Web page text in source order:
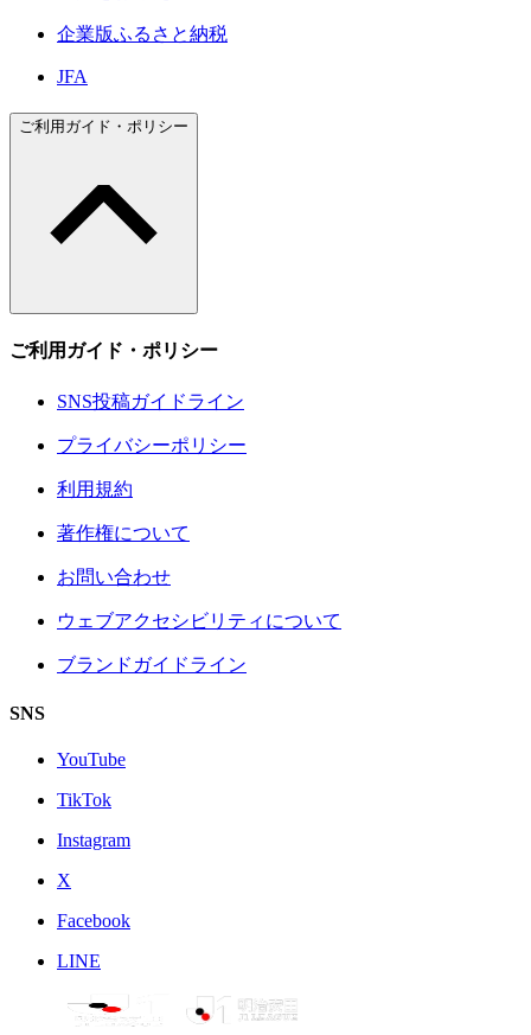
企業版ふるさと納税
JFA
ご利用ガイド・ポリシー
ご利用ガイド・ポリシー
SNS投稿ガイドライン
プライバシーポリシー
利用規約
著作権について
お問い合わせ
ウェブアクセシビリティについて
ブランドガイドライン
SNS
YouTube
TikTok
Instagram
X
Facebook
LINE